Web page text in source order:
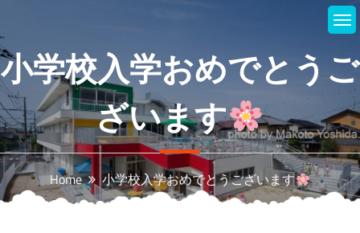
content
小学校入学おめでとうご
ざいます
Home 小学校入学おめでとうございます